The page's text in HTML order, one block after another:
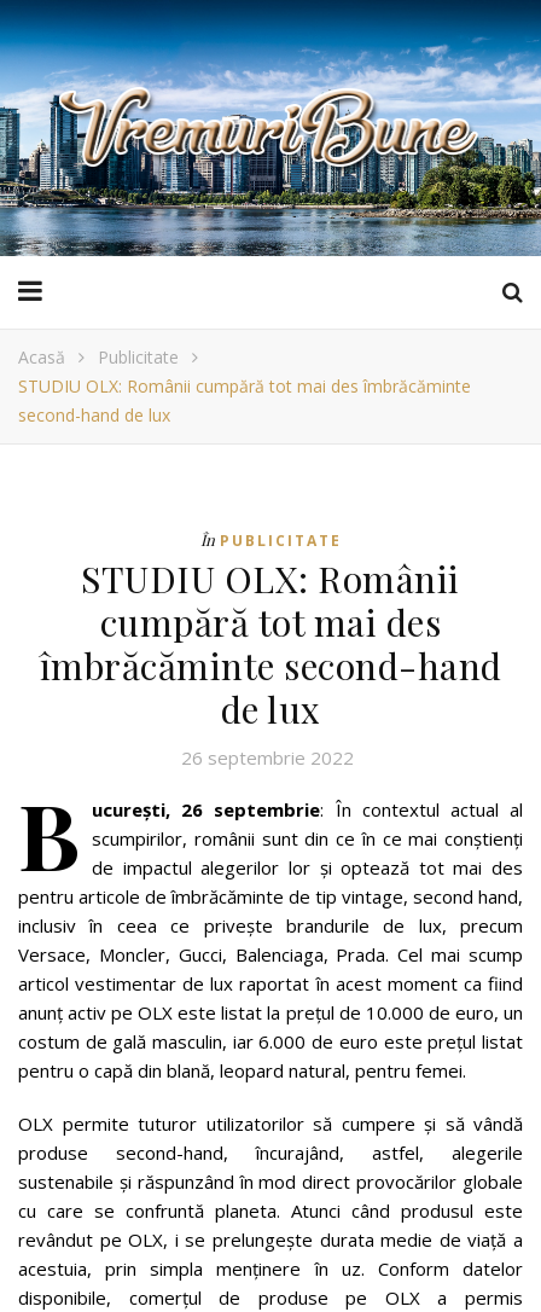
Acasă
Publicitate
STUDIU OLX: Românii cumpără tot mai des îmbrăcăminte
second-hand de lux
În PUBLICITATE
STUDIU OLX: Românii
cumpără tot mai des
îmbrăcăminte second-hand
de lux
26 septembrie 2022
B ucurești, 26 septembrie: În contextul actual al
scumpirilor, românii sunt din ce în ce mai conștienți
de impactul alegerilor lor și optează tot mai des
pentru articole de îmbrăcăminte de tip vintage, second hand,
inclusiv în ceea ce privește brandurile de lux, precum
Versace, Moncler, Gucci, Balenciaga, Prada. Cel mai scump
articol vestimentar de lux raportat în acest moment ca fiind
anunț activ pe OLX este listat la prețul de 10.000 de euro, un
costum de gală masculin, iar 6.000 de euro este prețul listat
pentru o capă din blană, leopard natural, pentru femei.
OLX permite tuturor utilizatorilor să cumpere și să vândă
produse second-hand, încurajând, astfel, alegerile
sustenabile și răspunzând în mod direct provocărilor globale
cu care se confruntă planeta. Atunci când produsul este
revândut pe OLX, i se prelungește durata medie de viață a
acestuia, prin simpla menținere în uz. Conform datelor
disponibile, comerțul de produse pe OLX a permis